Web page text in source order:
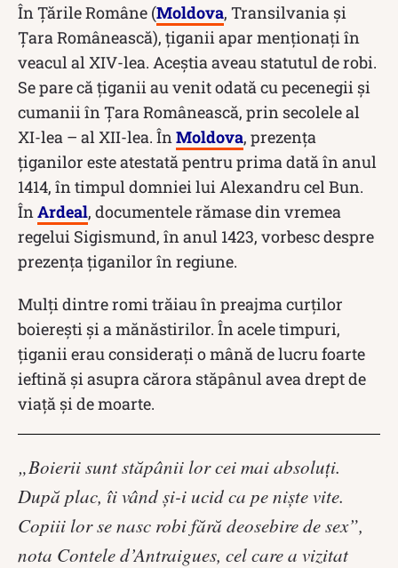
În Țările Române (Moldova, Transilvania și
Țara Românească), ţiganii apar menţionaţi în
veacul al XIV-lea. Aceștia aveau statutul de robi.
Se pare că țiganii au venit odată cu pecenegii şi
cumanii în Țara Românească, prin secolele al
XI-lea – al XII-lea. În Moldova, prezenţa
ţiganilor este atestată pentru prima dată în anul
1414, în timpul domniei lui Alexandru cel Bun.
În Ardeal, documentele rămase din vremea
regelui Sigismund, în anul 1423, vorbesc despre
prezenţa ţiganilor în regiune.
Mulți dintre romi trăiau în preajma curților
boierești și a mănăstirilor. În acele timpuri,
țiganii erau considerați o mână de lucru foarte
ieftină şi asupra cărora stăpânul avea drept de
viaţă şi de moarte.
„Boierii sunt stăpânii lor cei mai absoluţi.
După plac, îi vând şi-i ucid ca pe nişte vite.
Copiii lor se nasc robi fără deosebire de sex”,
nota Contele d’Antraigues, cel care a vizitat